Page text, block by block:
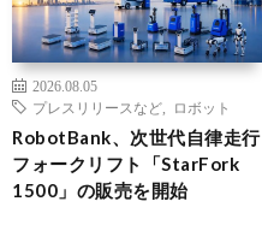
2026.08.05
プレスリリースなど
ロボット
RobotBank、次世代自律走行
フォークリフト「StarFork
1500」の販売を開始